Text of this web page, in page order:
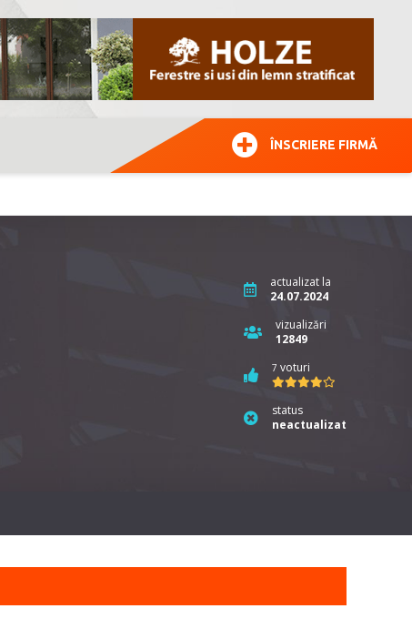
ÎNSCRIERE FIRMĂ
actualizat la
24.07.2024
vizualizări
12849
7 voturi
status
neactualizat